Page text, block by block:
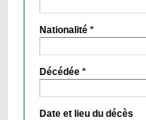
Nationalité*
Décédée*
Date et lieu du décès